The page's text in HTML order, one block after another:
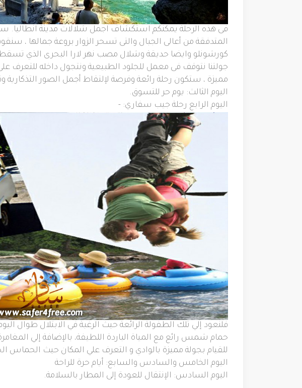
فى هذه الرحلة يمكنكم استكشاف اجمل شلالات مدينة انطاليا .
المتدفقة من أعالى الجبال والتى تسحر الزوار بروعة جمالها ،
كورشونلو وايضا حديقة وشلال مصب نهر لارا البحرى الذي تسقط
جولتنا نتوقف فى معمل للجلود الطبيعية ونتجول داخله للتعرف
مميزة ، ستكون رحلة رائعة وفرصة لإلتقاط أجمل الصور
اليوم الثالث: يوم حر للتسوق.
اليوم الرابع رحلة جيب سفاري: -
فلنعود إلي تلك الطفولة الرائعة حيث الرغبة في الابتلال طوال
حمام شمس رائع مع المياة الباردة اللطيفة، بالإضافة إلي
للقيام بجولة مميزة بالوادي و التعرف علي المكان حيث الحماس
اليوم الخامس والسادس والسابع: أيام حرة للراحة
اليوم السادس: الإنتقال للعودة إلى المطار بالسلامة.